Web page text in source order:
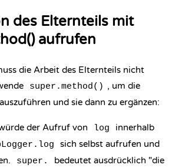
des Elternteils mit
aufrufen
die Arbeit des Elternteils nicht
super.method() , um die
und sie dann zu ergänzen:
der Aufruf von log
innerhalb
sich selbst aufrufen und
super.
bedeutet ausdrücklich "die